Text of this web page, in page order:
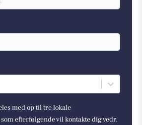
med op til tre lokale
efterfølgende vil kontakte dig vedr.